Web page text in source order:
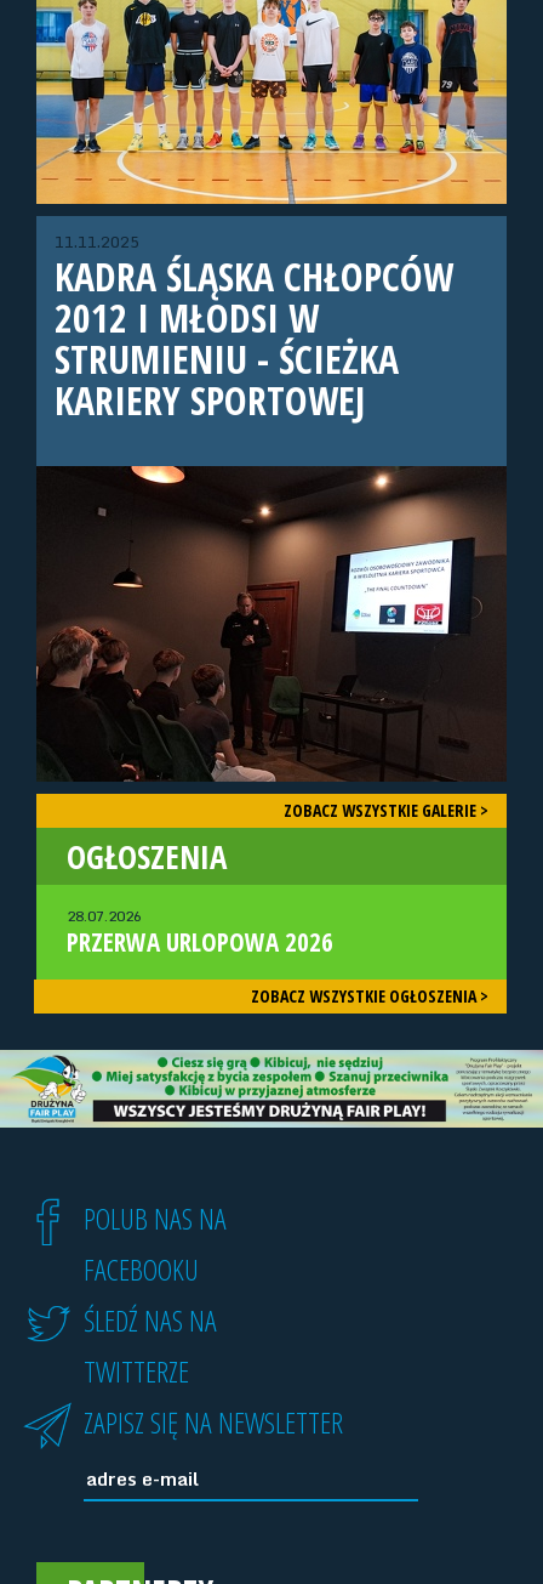
11.11.2025
KADRA ŚLĄSKA CHŁOPCÓW
2012 I MŁODSI W
STRUMIENIU - ŚCIEŻKA
KARIERY SPORTOWEJ
ZOBACZ WSZYSTKIE GALERIE >
OGŁOSZENIA
28.07.2026
PRZERWA URLOPOWA 2026
ZOBACZ WSZYSTKIE OGŁOSZENIA >
POLUB NAS NA
FACEBOOKU
ŚLEDŹ NAS NA
TWITTERZE
ZAPISZ SIĘ NA NEWSLETTER